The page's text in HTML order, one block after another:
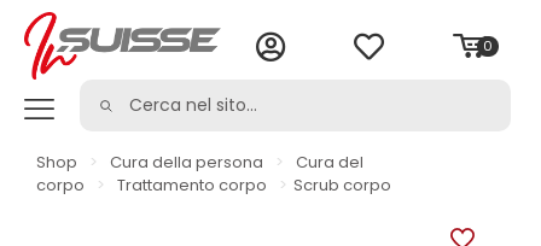
0
Shop > Cura della persona >
Cura del
corpo
> Trattamento corpo > Scrub corpo